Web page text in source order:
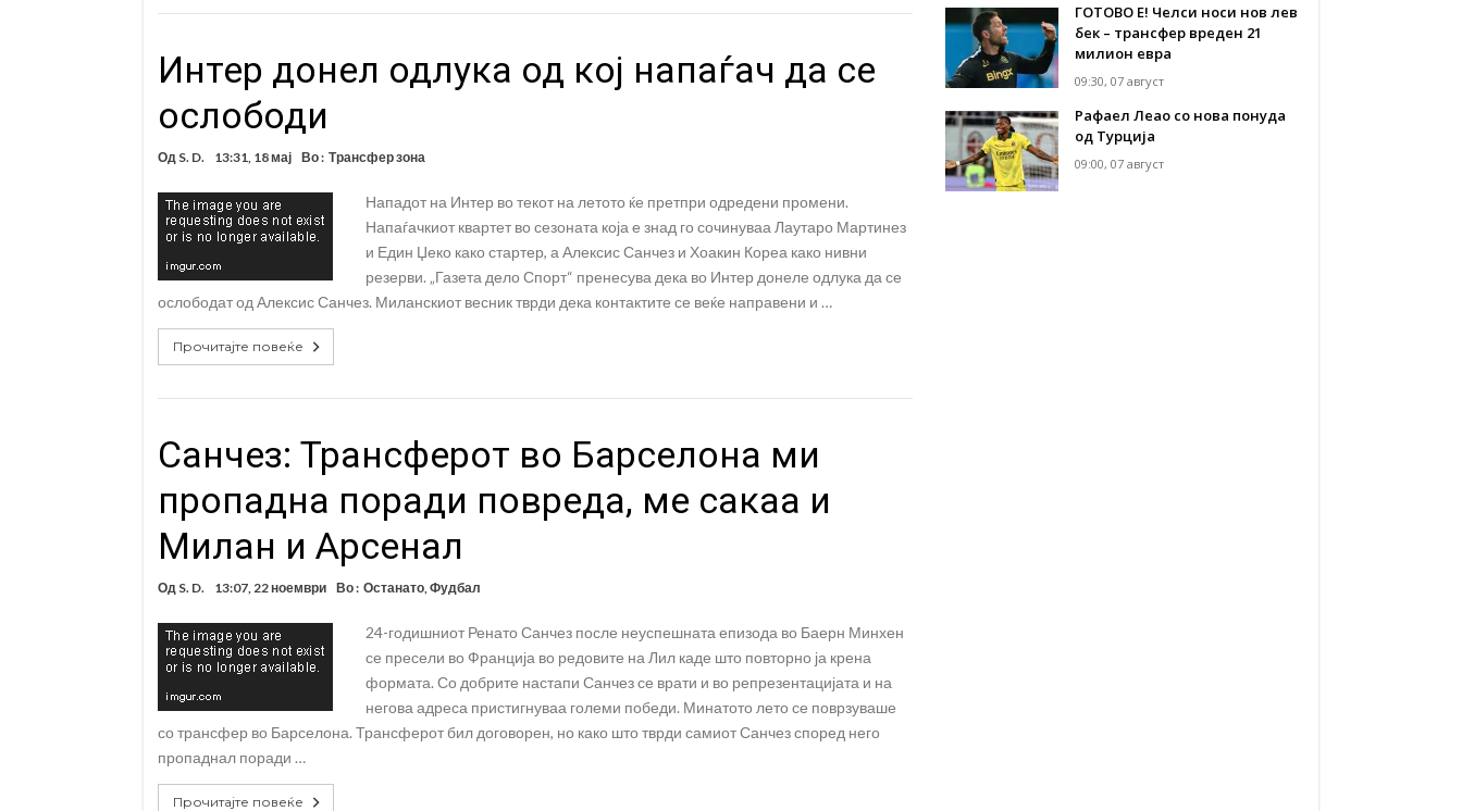
Интер донел одлука од кој напаѓач да се
ослободи
Од S. D. 13:31, 18 мај Во : Трансфер зона
Нападот на Интер во текот на летото ќе претпри одредени промени.
Напаѓачкиот квартет во сезоната која е знад го сочинуваа Лаутаро Мартинез
и Един Џеко како стартер, а Алексис Санчез и Хоакин Кореа како нивни
резерви. „Газета дело Спорт“ пренесува дека во Интер донеле одлука да се
ослободат од Алексис Санчез. Миланскиот весник тврди дека контактите се веќе направени и …
Прочитајте повеќе
Санчез: Трансферот во Барселона ми
пропадна поради повреда, ме сакаа и
Милан и Арсенал
Од S. D. 13:07, 22 ноември Во : Останато, Фудбал
24-годишниот Ренато Санчез после неуспешната епизода во Баерн Минхен
се пресели во Франција во редовите на Лил каде што повторно ја крена
формата. Со добрите настапи Санчез се врати и во репрезентацијата и на
негова адреса пристигнуваа големи победи. Минатото лето се поврзуваше
со трансфер во Барселона. Трансферот бил договорен, но како што тврди самиот Санчез според него
пропаднал поради …
Прочитајте повеќе
ГОТОВО Е! Челси носи нов лев
бек – трансфер вреден 21
милион евра
09:30, 07 август
Рафаел Леао со нова понуда
од Турција
09:00, 07 август